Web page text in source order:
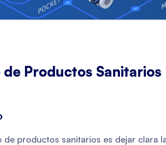
Productos Sanitarios
productos sanitarios es dejar clara